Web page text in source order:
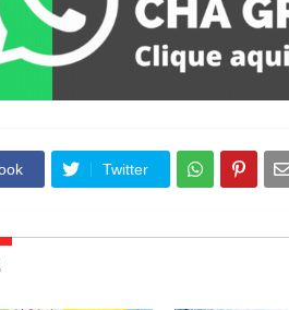
Twitter